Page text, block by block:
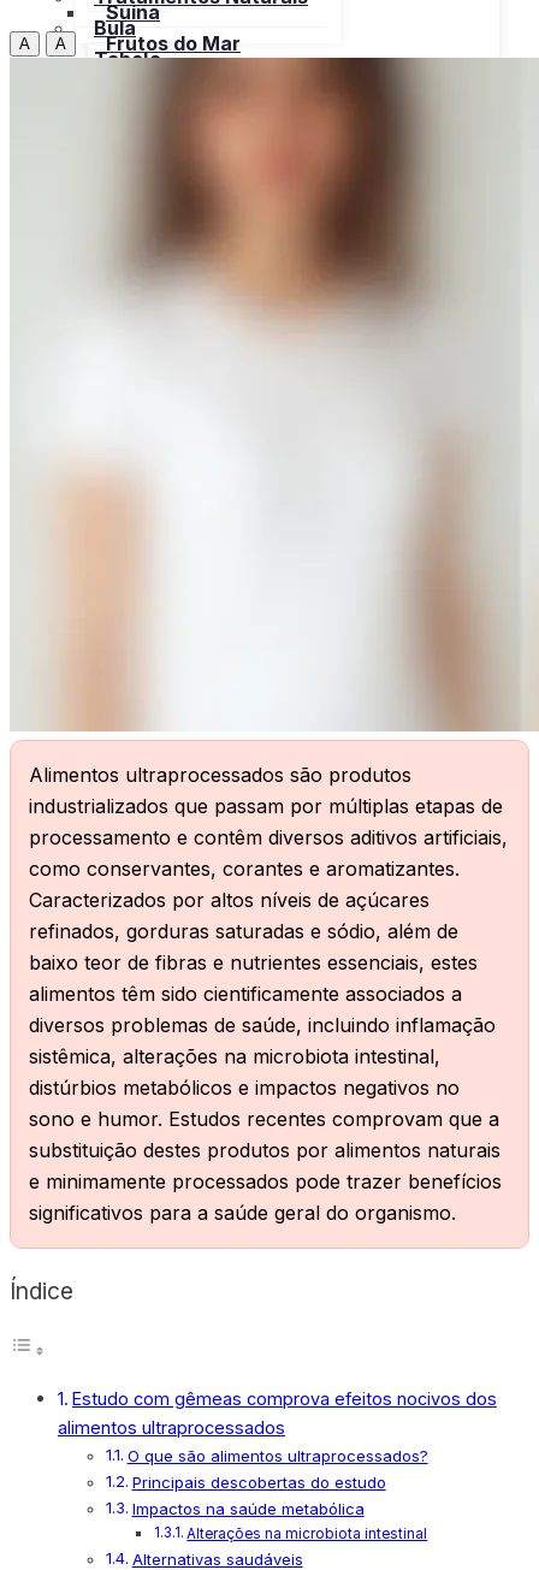
Suína
Frutos do Mar
Bula
Tabela
Peru
A A
Alimentos ultraprocessados são produtos
industrializados que passam por múltiplas etapas de
processamento e contêm diversos aditivos artificiais,
como conservantes, corantes e aromatizantes.
Caracterizados por altos níveis de açúcares
refinados, gorduras saturadas e sódio, além de
baixo teor de fibras e nutrientes essenciais, estes
alimentos têm sido cientificamente associados a
diversos problemas de saúde, incluindo inflamação
sistêmica, alterações na microbiota intestinal,
distúrbios metabólicos e impactos negativos no
sono e humor. Estudos recentes comprovam que a
substituição destes produtos por alimentos naturais
e minimamente processados pode trazer benefícios
significativos para a saúde geral do organismo.
Índice
Estudo com gêmeas comprova efeitos nocivos dos
alimentos ultraprocessados
O que são alimentos ultraprocessados?
Principais descobertas do estudo
Impactos na saúde metabólica
Alterações na microbiota intestinal
Alternativas saudáveis